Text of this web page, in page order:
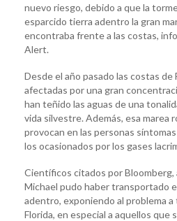
nuevo riesgo, debido a que la
esparcido tierra adentro la gran
encontraba frente a las costas,
Alert.
Desde el año pasado las costas de
afectadas por una gran
han teñido las aguas de una
vida silvestre. Además, esa marea
provocan en las personas
los ocasionados por los gases
Científicos citados por
Michael pudo haber transportado
adentro, exponiendo al problema
Florida, en especial a aquellos que